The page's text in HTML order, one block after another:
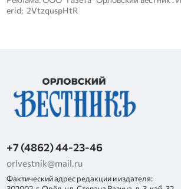
erid: 2VtzquspHtR
+7 (4862) 44-23-46
orlvestnik@mail.ru
Фактический адрес редакции и издателя: